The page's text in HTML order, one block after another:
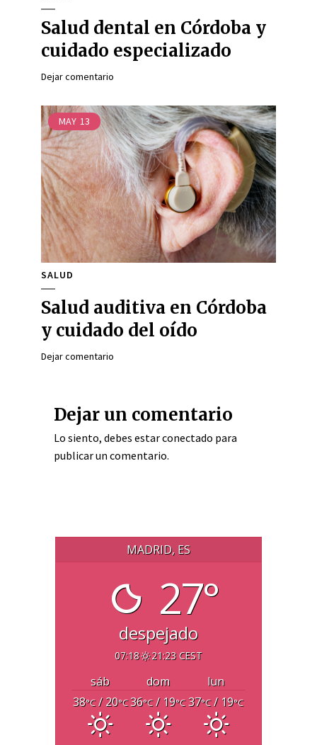
Salud dental en Córdoba y
cuidado especializado
Dejar comentario
MAY 13
SALUD
Salud auditiva en Córdoba
y cuidado del oído
Dejar comentario
Dejar un comentario
Lo siento, debes estarconectado para
publicar un comentario.
MADRID, ES
27°
despejado
07:18 21:23 CEST
sáb dom
lun
38°C/ 20°C36°C/ 19°C 37°C/ 19°C